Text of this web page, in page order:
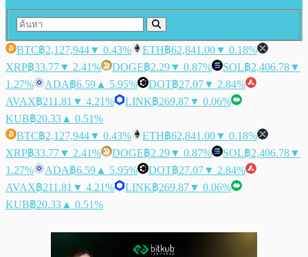
BTC฿2,127,944▼ 0.43% ETH฿62,841.00▼ 0.18%
XRP฿33.77▼ 2.41% DOGE฿2.29▼ 0.87% SOL฿2,406.78▼
1.27%
ADA฿6.59 ▲ 5.95% DOT฿27.07▼ 2.84%
AVAX฿211.81 ▼ 4.21% LINK฿269.87▼ 0.06%
KUB฿20.33 ▲ 0.51%
BTC฿2,127,944▼ 0.43% ETH฿62,841.00▼ 0.18%
XRP฿33.77▼ 2.41% DOGE฿2.29▼ 0.87% SOL฿2,406.78▼
1.27%
ADA฿6.59 ▲ 5.95% DOT฿27.07▼ 2.84%
AVAX฿211.81 ▼ 4.21% LINK฿269.87▼ 0.06%
KUB฿20.33 ▲ 0.51%